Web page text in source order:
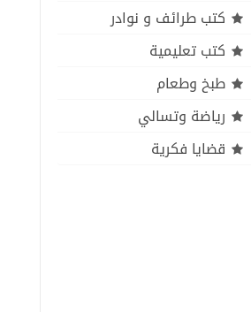
كتب طرائف و نوادر
كتب تعليمية
طبخ وطعام
رياضة وتسالي
قضايا فكرية